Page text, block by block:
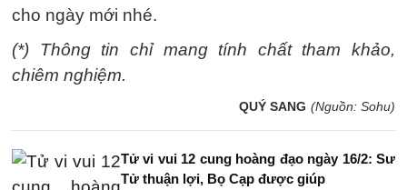
cho ngày mới nhé.
(*) Thông tin chỉ mang tính chất tham khảo,
chiêm nghiệm.
QUÝ SANG (Nguồn: Sohu)
Tử vi vui 12 cung hoàng đạo ngày 16/2: Sư
Tử thuận lợi, Bọ Cạp được giúp